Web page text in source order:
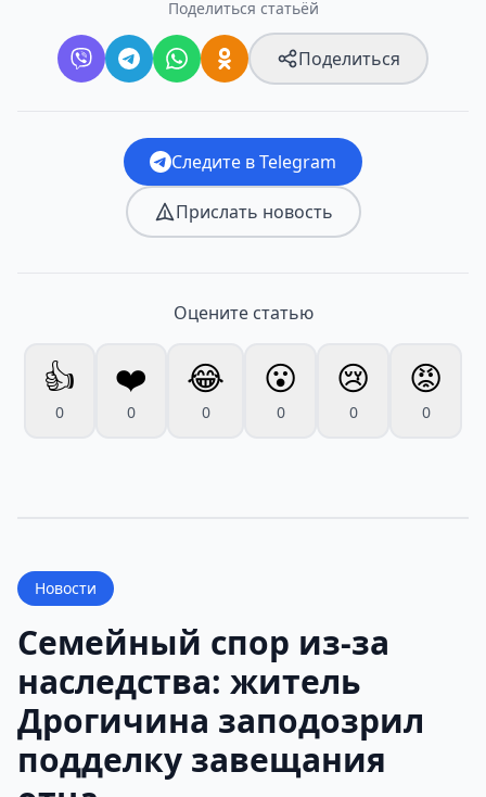
Поделиться статьёй
Поделиться
Следите в Telegram
Прислать новость
Оцените статью
👍
0
❤️
0
😂
0
😮
0
😢
0
😡
0
Новости
Семейный спор из-за
наследства: житель
Дрогичина заподозрил
подделку завещания